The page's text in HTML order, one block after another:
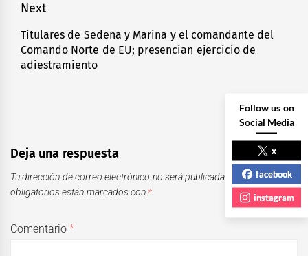
Next
Next
post:
Titulares de Sedena y Marina y el comandante del
Comando Norte de EU; presencian ejercicio de
adiestramiento
Deja una respuesta
Tu dirección de correo electrónico no será publicada.
Los campos
obligatorios están marcados con *
Comentario*
Follow us on
Social Media
x
facebook
instagram